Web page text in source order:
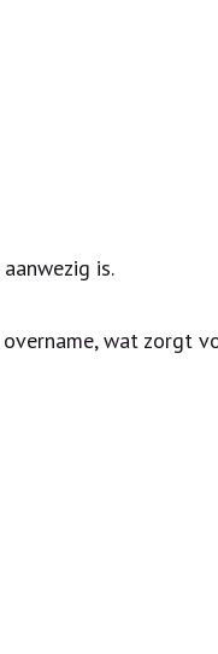
is.
wat zorgt